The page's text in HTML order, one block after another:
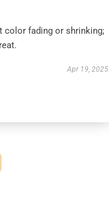
color fading or shrinking;
Apr 19, 2025